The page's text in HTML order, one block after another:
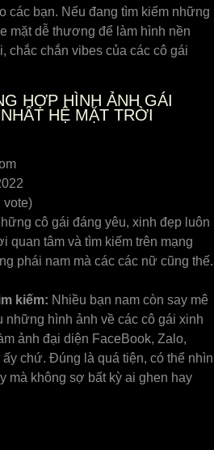
các bạn. Nếu đang tìm kiếm những
mặt dễ thương để làm hình nền
chắc chắn vibes của các cô gái
HỢP HÌNH ẢNH GÁI
HỆ MẶT TRỜI
vote)
cô gái đáng yêu, xinh đẹp luôn
quan tâm và tìm kiếm trên mạng
phái nam mà các các nữ cũng thế.
kiếm: Nhiều bạn nam còn say mê
những hình ảnh về các cô gái xinh
ảnh đại diện FaceBook, Zalo,
chứ. Đúng là quá tiện, có thể nhìn
mà không sợ bất kỳ ai ghen hay